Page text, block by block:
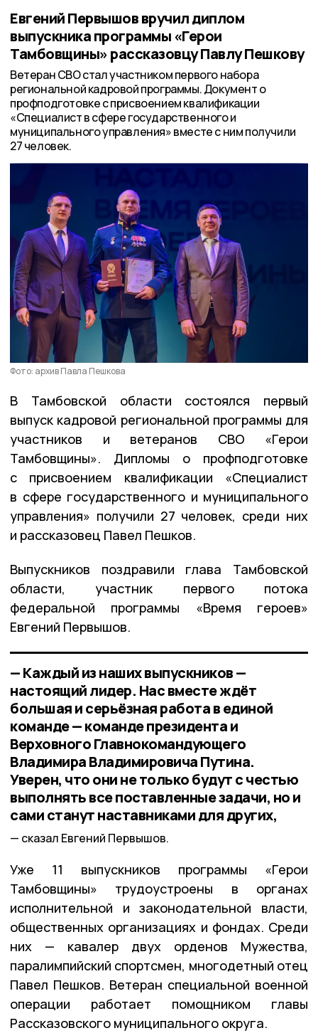
Евгений Первышов вручил диплом
выпускника программы «Герои
Тамбовщины» рассказовцу Павлу Пешкову
Ветеран СВО стал участником первого набора
региональной кадровой программы. Документ о
профподготовке с присвоением квалификации
«Специалист в сфере государственного и
муниципального управления» вместе с ним получили
27 человек.
Фото: архив Павла Пешкова
В Тамбовской области состоялся первый
выпуск кадровой региональной программы для
участников и ветеранов СВО «Герои
Тамбовщины». Дипломы о профподготовке
с присвоением квалификации «Специалист
в сфере государственного и муниципального
управления» получили 27 человек, среди них
и рассказовец Павел Пешков.
Выпускников поздравили глава Тамбовской
области, участник первого потока
федеральной программы «Время героев»
Евгений Первышов.
— Каждый из наших выпускников —
настоящий лидер. Нас вместе ждёт
большая и серьёзная работа в единой
команде — команде президента и
Верховного Главнокомандующего
Владимира Владимировича Путина.
Уверен, что они не только будут с честью
выполнять все поставленные задачи, но и
сами станут наставниками для других,
сказал Евгений Первышов.
Уже 11 выпускников программы «Герои
Тамбовщины» трудоустроены в органах
исполнительной и законодательной власти,
общественных организациях и фондах. Среди
них — кавалер двух орденов Мужества,
паралимпийский спортсмен, многодетный отец
Павел Пешков. Ветеран специальной военной
операции работает помощником главы
Рассказовского муниципального округа.